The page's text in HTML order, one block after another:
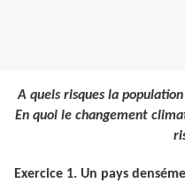
A quels risques la
En quoi le changement
Exercice 1. Un pays